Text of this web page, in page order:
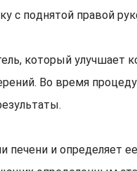
с поднятой правой
который улучшает
Во время
печени и определяет